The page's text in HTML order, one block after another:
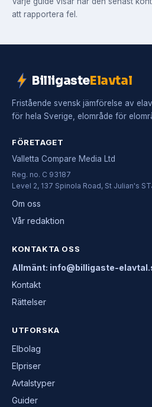
att rapportera fel.
BilligasteElavtal
Fristående svensk jämförelse av
för hela Sverige, elområde för
FÖRETAGET
Valletta Compare Media Ltd
Reg. no. C 93187
Level 2, 137 Spinola Road, St Julian's
Om oss
Vår redaktion
KONTAKTA OSS
Allmänt: info@billigaste-
Kontakt
Rättelser
UTFORSKA
Elbolag
Elpriser
Avtalstyper
Guider